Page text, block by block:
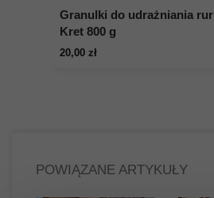
Granulki do udrażniania rur
Kret 800 g
20,00 zł
POWIĄZANE ARTYKUŁY